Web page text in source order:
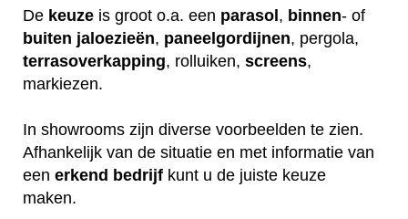
De keuze is groot o.a. een parasol, binnen- of
buiten jaloezieën, paneelgordijnen, pergola,
terrasoverkapping, rolluiken, screens,
markiezen.
In showrooms zijn diverse voorbeelden te zien.
Afhankelijk van de situatie en met informatie van
een erkend bedrijf kunt u de juiste keuze
maken.